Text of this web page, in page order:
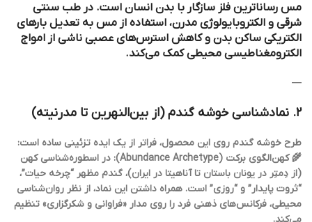
مس رساناترین فلز سازگار با بدن انسان است. در طب سنتی
شرقی و الکتروبایولوژی مدرن، استفاده از مس به تعدیل بارهای
الکتریکی ساکن بدن و کاهش استرس‌های عصبی ناشی از امواج
الکترومغناطیسی محیطی کمک می‌کند.
—
۲. نمادشناسی خوشه گندم (از بین‌النهرین تا مدرنیته)
طرح خوشه گندم روی این محصول، فراتر از یک ایده تزئینی ساده است:
🌾 کهن‌الگوی برکت (Abundance Archetype): در اسطوره‌شناسی کهن
(از دِمتِر در یونان باستان تا آناهیتا در ایران)، گندم مظهر “چرخه حیات”،
“ثروت پایدار” و “روزی” است. همراه داشتن این نماد، از نظر روان‌شناسی
محیطی، فرکانس‌های ذهنی فرد را روی مدار «فراوانی و شکرگزاری» تنظیم